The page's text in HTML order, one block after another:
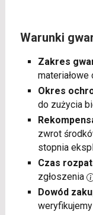
Warunki
Zakres
materiałowe
Okres
do zużycia
zwrot
stopnia
Czas
zgłoszenia
Dowód